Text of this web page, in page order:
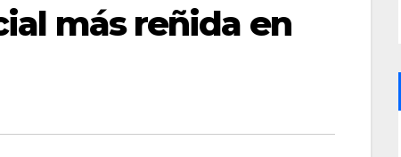
más reñida en